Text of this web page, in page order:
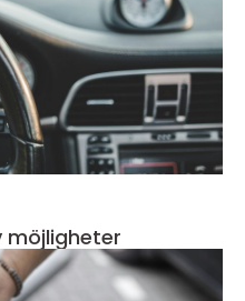
möjligheter